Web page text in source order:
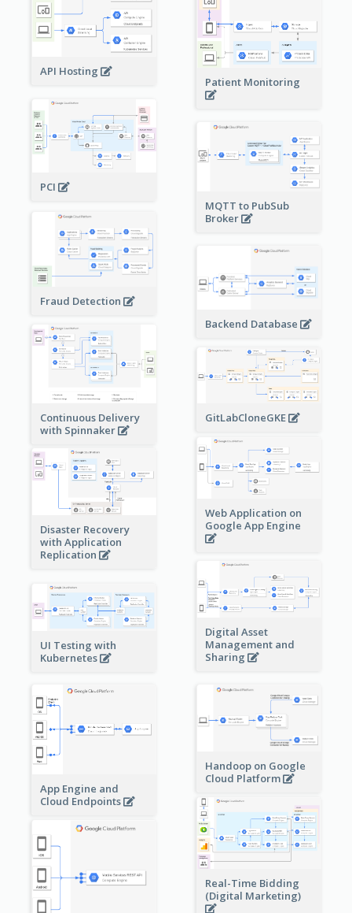
Patient Monitoring
API Hosting
PCI
MQTT to PubSub
Broker
Fraud Detection
Backend Database
Continuous Delivery
with Spinnaker
GitLabCloneGKE
Web Application on
Google App Engine
Disaster Recovery
with Application
Replication
Digital Asset
Management and
Sharing
UI Testing with
Kubernetes
App Engine and
Cloud Endpoints
Handoop on Google
Cloud Platform
Real-Time Bidding
(Digital Marketing)